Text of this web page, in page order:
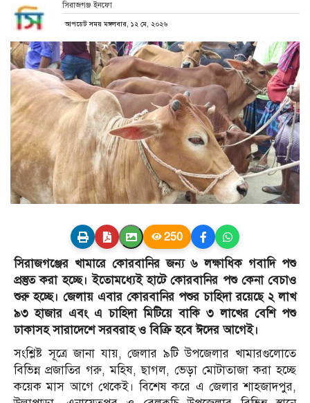
সিরাজগঞ্জ ইনফো
আপডেট সময় মঙ্গলবার, ১২ মে, ২০২৬
250
সিরাজগঞ্জের খামারে কোরবানির জন্য ৬ লক্ষাধিক গবাদি পশু
প্রস্তুত করা হচ্ছে। ইতোমধ্যেই হাটে কোরবানির পশু কেনা বেচাও
শুরু হচ্ছে। জেলায় এবার কোরবানির পশুর চাহিদা রয়েছে ২ লাখ
৯৩ হাজার এবং এ চাহিদা মিটিয়ে বাকি ৩ লাখের বেশি পশু
ঢাকাসহ সারাদেশে সরবরাহ ও বিক্রি হবে ঈদের আগেই।
সংশ্লিষ্ট সূত্রে জানা যায়, জেলার ৯টি উপজেলার খামারগুলোতে
বিভিন্ন প্রজাতির গরু, মহিষ, ছাগল, ভেড়া মোটাতাজা করা হচ্ছে
কয়েক মাস আগে থেকেই। বিশেষ করে এ জেলার শাহজাদপুর,